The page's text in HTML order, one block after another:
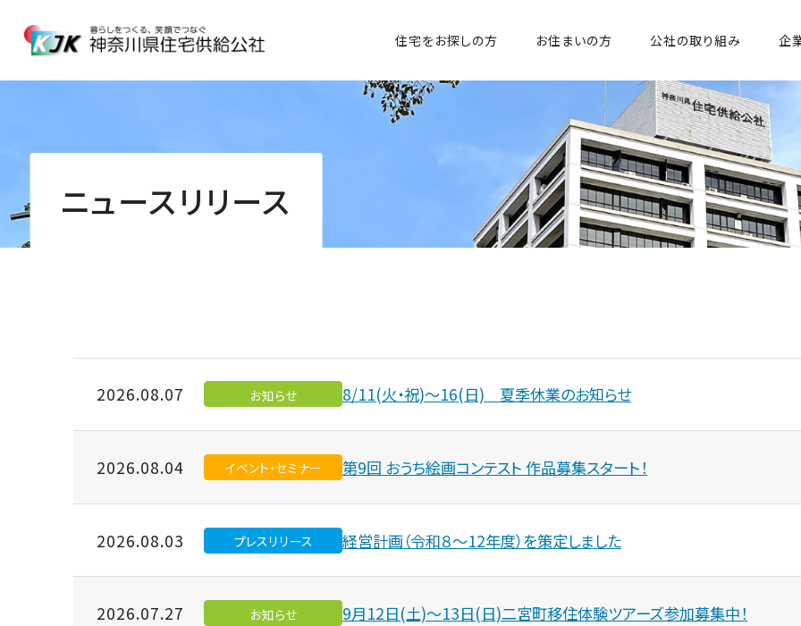
住宅をお探しの方
公社の賃貸 サービス付き高齢者向け住宅
介護付有料老人ホーム
ヴィンテージ・ヴィラ
お住まいの方 公社の取り組み
脱炭素社会の実現へ
見守り支援サービス（RefPaC）
団地ごとの取り組み
地域・社会貢献
企
あゆみ
受賞歴
入札・契約結果
過去の発注情報
働きやすい職場づくり
SNS・ブログ
採用担当ブログ
公社の気になる数字
ニュースリリース
2026.08.07 お知らせ 8/11(火・祝)～16(日) 夏季休業のお知らせ
2026.08.04 イベント・セミナー 第9回 おうち絵画コンテスト 作品募集スタート！
2026.08.03 プレスリリース 経営計画（令和８～12年度）を策定しました
2026.07.27 お知らせ 9月12日(土)～13日(日)二宮町移住体験ツアーズ参加募集中！